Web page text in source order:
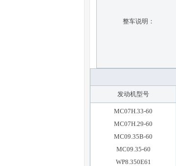
整车说明：
发动机型号
MC07H.33-60
MC07H.29-60
MC09.35B-60
MC09.35-60
WP8.350E61